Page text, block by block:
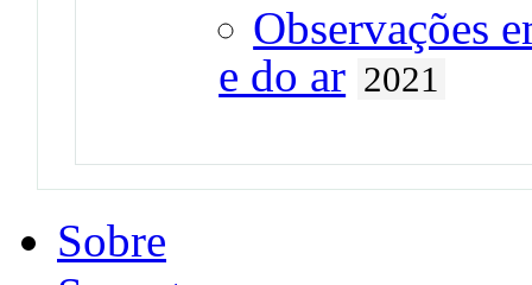
Observações
e do ar 2021
Sobre